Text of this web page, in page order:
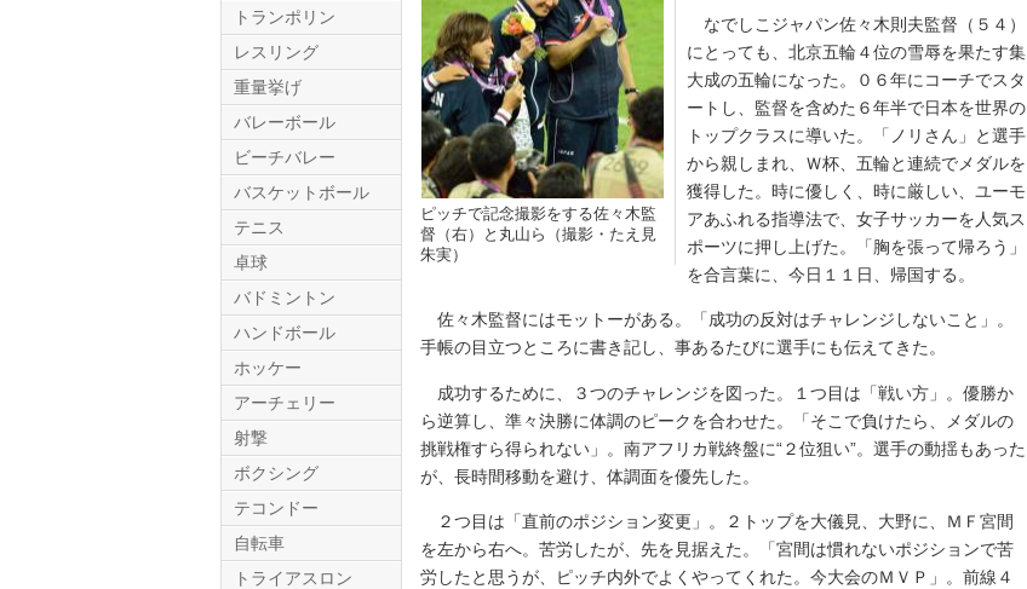
ピッチで記念撮影をする佐々木監
督（右）と丸山ら（撮影・たえ見
朱実）
なでしこジャパン佐々木則夫監督（５４）
にとっても、北京五輪４位の雪辱を果たす集
大成の五輪になった。０６年にコーチでスタ
ートし、監督を含めた６年半で日本を世界の
トップクラスに導いた。「ノリさん」と選手
から親しまれ、Ｗ杯、五輪と連続でメダルを
獲得した。時に優しく、時に厳しい、ユーモ
アあふれる指導法で、女子サッカーを人気ス
ポーツに押し上げた。「胸を張って帰ろう」
を合言葉に、今日１１日、帰国する。
佐々木監督にはモットーがある。「成功の反対はチャレンジしないこと」。
手帳の目立つところに書き記し、事あるたびに選手にも伝えてきた。
成功するために、３つのチャレンジを図った。１つ目は「戦い方」。優勝か
ら逆算し、準々決勝に体調のピークを合わせた。「そこで負けたら、メダルの
挑戦権すら得られない」。南アフリカ戦終盤に“２位狙い”。選手の動揺もあった
が、長時間移動を避け、体調面を優先した。
２つ目は「直前のポジション変更」。２トップを大儀見、大野に、ＭＦ宮間
を左から右へ。苦労したが、先を見据えた。「宮間は慣れないポジションで苦
労したと思うが、ピッチ内外でよくやってくれた。今大会のＭＶＰ」。前線４
トランポリン
レスリング
重量挙げ
バレーボール
ビーチバレー
バスケットボール
テニス
卓球
バドミントン
ハンドボール
ホッケー
アーチェリー
射撃
ボクシング
テコンドー
自転車
トライアスロン
Twitter.com